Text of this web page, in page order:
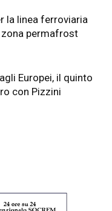
la linea ferroviaria
permafrost
Europei, il quinto
con Pizzini